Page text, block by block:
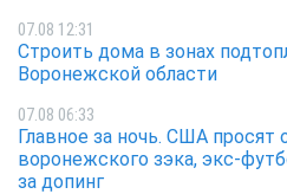
07.08 12:31
Строить дома в зонах
Воронежской области
07.08 06:33
Главное за ночь. CША просят
воронежского зэка, экс-
за допинг